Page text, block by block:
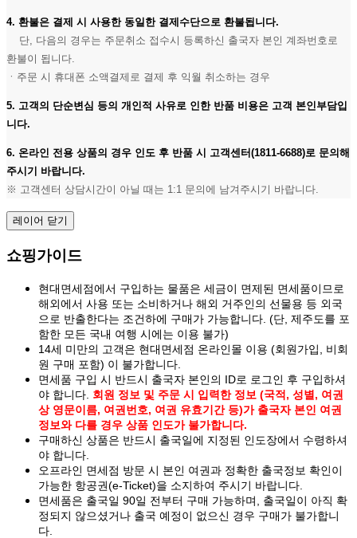
4. 환불은 결제 시 사용한 동일한 결제수단으로 환불됩니다.
단, 다음의 경우는 주문취소 접수시 등록하신 출국자 본인 계좌번호로
환불이 됩니다.
ㆍ주문 시 휴대폰 소액결제로 결제 후 익월 취소하는 경우
5. 고객의 단순변심 등의 개인적 사유로 인한 반품 비용은 고객 본인부담입
니다.
6. 온라인 전용 상품의 경우 인도 후 반품 시 고객센터(1811-6688)로 문의해
주시기 바랍니다.
※ 고객센터 상담시간이 아닐 때는 1:1 문의에 남겨주시기 바랍니다.
레이어 닫기
쇼핑가이드
현대면세점에서 구입하는 물품은 세금이 면제된 면세품이므로
해외에서 사용 또는 소비하거나 해외 거주인의 선물용 등 외국
으로 반출한다는 조건하에 구매가 가능합니다. (단, 제주도를 포
함한 모든 국내 여행 시에는 이용 불가)
14세 미만의 고객은 현대면세점 온라인몰 이용 (회원가입, 비회
원 구매 포함) 이 불가합니다.
면세품 구입 시 반드시 출국자 본인의 ID로 로그인 후 구입하셔
야 합니다. 회원 정보 및 주문 시 입력한 정보 (국적, 성별, 여권
상 영문이름, 여권번호, 여권 유효기간 등)가 출국자 본인 여권
정보와 다를 경우 상품 인도가 불가합니다.
구매하신 상품은 반드시 출국일에 지정된 인도장에서 수령하셔
야 합니다.
오프라인 면세점 방문 시 본인 여권과 정확한 출국정보 확인이
가능한 항공권(e-Ticket)을 소지하여 주시기 바랍니다.
면세품은 출국일 90일 전부터 구매 가능하며, 출국일이 아직 확
정되지 않으셨거나 출국 예정이 없으신 경우 구매가 불가합니
다.